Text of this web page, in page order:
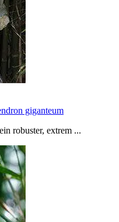
giganteum
robuster, extrem ...